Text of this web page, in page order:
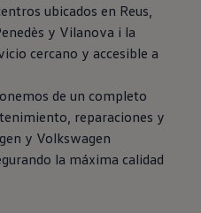
ubicados en Reus,
y Vilanova i la
cercano y accesible a
de un completo
reparaciones y
y Volkswagen
la máxima calidad